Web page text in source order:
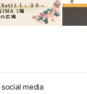
media